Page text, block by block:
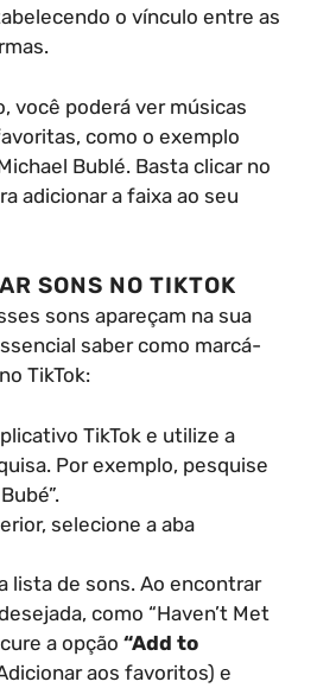
o vínculo entre as
você poderá ver músicas
como o exemplo
Bublé. Basta clicar no
adicionar a faixa ao seu
SONS NO TIKTOK
sons apareçam na sua
saber como marcá-
TikTok:
TikTok e utilize a
Por exemplo, pesquise
selecione a aba
lista de sons. Ao encontrar
como “Haven’t Met
a opção “Add to
aos favoritos) e